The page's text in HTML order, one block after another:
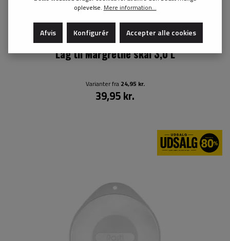
Låg til Margrethe skål 3,0 L
Varianter fra24,95 kr.
39,95 kr.
oplevelse. Mere information...
Afvis Konfigurér Accepter alle cookies